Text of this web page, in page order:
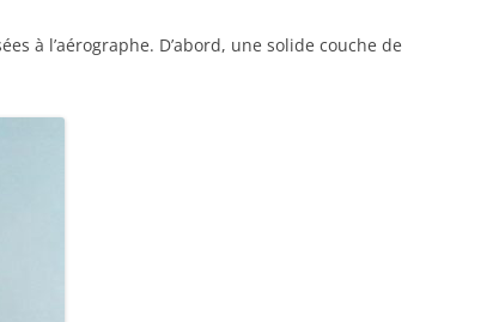
à l’aérographe. D’abord, une solide couche de